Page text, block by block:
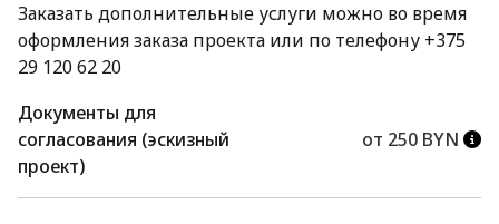
Заказать дополнительные услуги можно во время
оформления заказа проекта или по телефону +375
29 120 62 20
Документы для
согласования (эскизный
проект)
от 250 BYN